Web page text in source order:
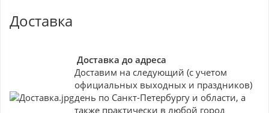
Доставка
Доставка до адреса
Доставим на следующий (с учетом
официальных выходных и праздников)
день по Санкт-Петербургу и области, а
также практически в любой город